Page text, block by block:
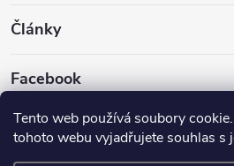
Tento web používá soubory
tohoto webu vyjadřujete souhlas s
Články
Facebook